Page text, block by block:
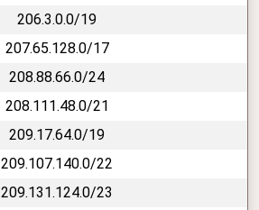
206.3.0.0/19
207.65.128.0/17
208.88.66.0/24
208.111.48.0/21
209.17.64.0/19
209.107.140.0/22
209.131.124.0/23